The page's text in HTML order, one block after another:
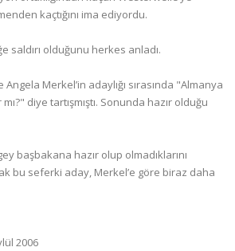
kaçtığını ima ediyordu.
saldırı olduğunu herkes anladı.
Merkel’in adaylığı sırasında "Almanya
diye tartışmıştı. Sonunda hazır olduğu
başbakana hazır olup olmadıklarını
bu seferki aday, Merkel’e göre biraz daha
2006